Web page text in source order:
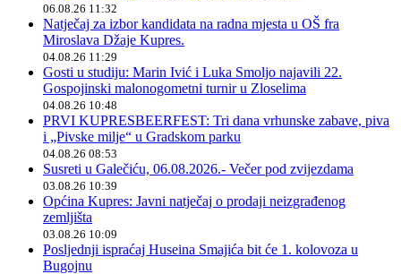
06.08.26 11:32
Natječaj za izbor kandidata na radna mjesta u OŠ fra
Miroslava Džaje Kupres.
04.08.26 11:29
Gosti u studiju: Marin Ivić i Luka Smoljo najavili 22.
Gospojinski malonogometni turnir u Zloselima
04.08.26 10:48
PRVI KUPRESBEERFEST: Tri dana vrhunske zabave, piva
i „Pivske milje“ u Gradskom parku
04.08.26 08:53
Susreti u Galečiću, 06.08.2026.- Večer pod zvijezdama
03.08.26 10:39
Općina Kupres: Javni natječaj o prodaji neizgrađenog
zemljišta
03.08.26 10:09
Posljednji ispraćaj Huseina Smajića bit će 1. kolovoza u
Bugojnu